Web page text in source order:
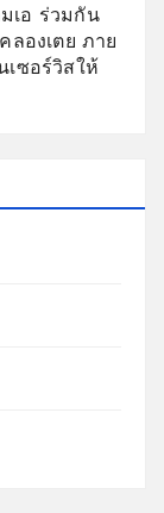
เอ ร่วมกัน
องเตย ภาย
ซอร์วิสให้